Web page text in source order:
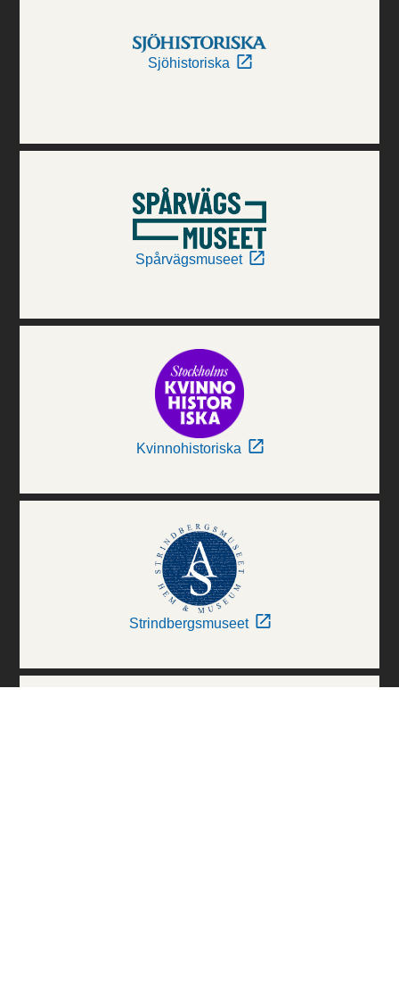
Sjöhistoriska
Spårvägsmuseet
Kvinnohistoriska
Strindbergsmuseet